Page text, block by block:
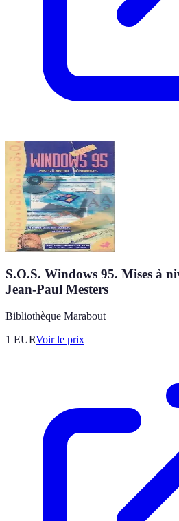
S.O.S. Windows 95. Mises à
Jean-Paul Mesters
Bibliothèque Marabout
1 EURVoir le prix